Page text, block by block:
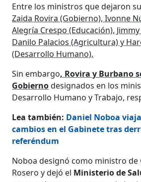
Entre los ministros que dejaron
Zaida Rovira (Gobierno), Ivonne
Alegría Crespo (Educación),
Danilo Palacios (Agricultura) y
(Desarrollo Humano).
Sin embargo, Rovira y Burbano
Gobiernodesignados en los
Desarrollo Humano y Trabajo,
Lea también: Daniel Noboa
cambios en el Gabinete tras
referéndum
Noboa designó como ministro de
Rosero y dejó el Ministerio de